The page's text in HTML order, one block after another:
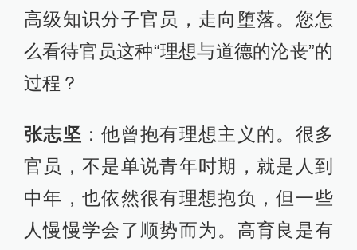
高级知识分子官员，走向堕落。您怎
么看待官员这种“理想与道德的沦丧”的
过程？
张志坚 ：他曾抱有理想主义的。很多
官员，不是单说青年时期，就是人到
中年，也依然很有理想抱负，但一些
人慢慢学会了顺势而为。高育良是有